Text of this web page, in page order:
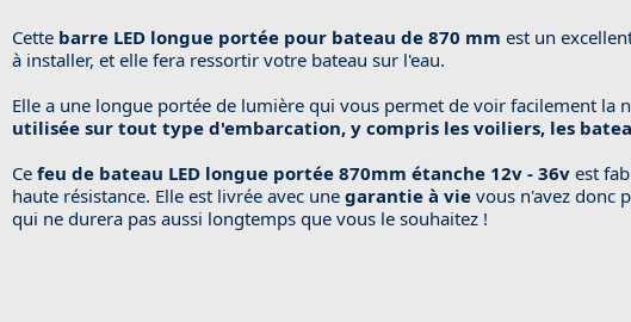
Cette barre LED longue portée pour bateau de 870 mm est un
à installer, et elle fera ressortir votre bateau sur l'eau.
Elle a une longue portée de lumière qui vous permet de voir facilement la
utilisée sur tout type d'embarcation, y compris les voiliers, les
Ce feu de bateau LED longue portée 870mm étanche 12v - 36vest
haute résistance. Elle est livrée avec une garantie à vievous n'avez donc
qui ne durera pas aussi longtemps que vous le souhaitez !